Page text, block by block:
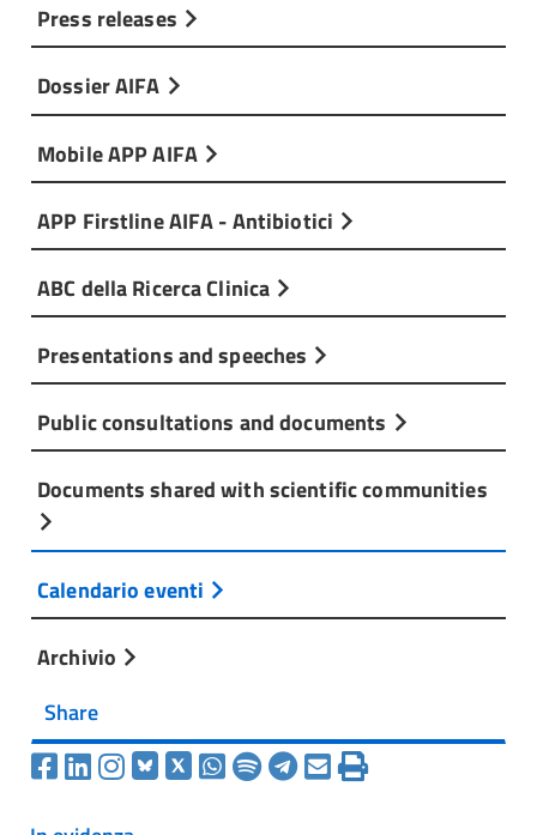
Press releases
Dossier AIFA
Mobile APP AIFA
APP Firstline AIFA - Antibiotici
ABC della Ricerca Clinica
Presentations and speeches
Public consultations and documents
Documents shared with scientific communities
Calendario eventi
Archivio
Share